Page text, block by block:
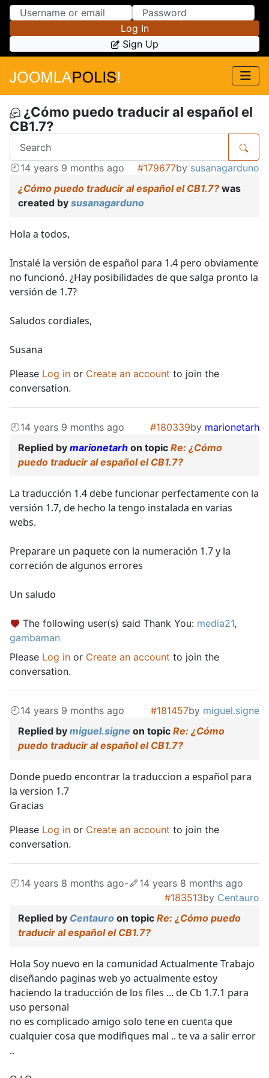
Skip to Content
Skip to Menu
Log In
Sign Up
¿Cómo puedo traducir al español el
CB1.7?
14 years 9 months ago #179677by susanagarduno
¿Cómo puedo traducir al español el CB1.7? was
created by susanagarduno
Hola a todos,
Instalé la versión de español para 1.4 pero obviamente
no funcionó. ¿Hay posibilidades de que salga pronto la
versión de 1.7?
Saludos cordiales,
Susana
Please Log in or Create an account to join the
conversation.
14 years 9 months ago #180339by marionetarh
Replied by marionetarh on topic Re: ¿Cómo
puedo traducir al español el CB1.7?
La traducción 1.4 debe funcionar perfectamente con la
versión 1.7, de hecho la tengo instalada en varias
webs.
Preparare un paquete con la numeración 1.7 y la
correción de algunos errores
Un saludo
The following user(s) said Thank You: media21,
gambaman
Please Log in or Create an account to join the
conversation.
14 years 9 months ago #181457by miguel.signe
Replied by miguel.signe on topic Re: ¿Cómo
puedo traducir al español el CB1.7?
Donde puedo encontrar la traduccion a español para
la version 1.7
Gracias
Please Log in or Create an account to join the
conversation.
14 years 8 months ago-
14 years 8 months ago
#183513by Centauro
Replied by Centauro on topic Re: ¿Cómo puedo
traducir al español el CB1.7?
Hola Soy nuevo en la comunidad Actualmente Trabajo
diseñando paginas web yo actualmente estoy
haciendo la traducción de los files ... de Cb 1.7.1 para
uso personal
no es complicado amigo solo tene en cuenta que
cualquier cosa que modifiques mal .. te va a salir error
..